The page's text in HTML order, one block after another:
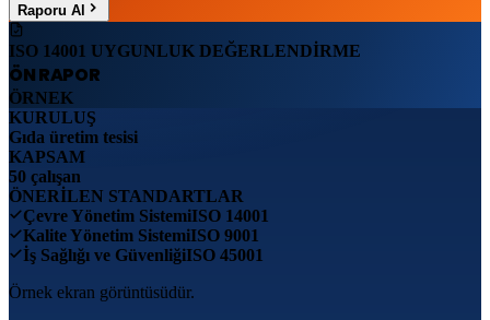
Raporu Al
ISO 14001 UYGUNLUK DEĞERLENDİRME
ÖN RAPOR
ÖRNEK
KURULUŞ
Gıda üretim tesisi
KAPSAM
50 çalışan
ÖNERİLEN STANDARTLAR
Çevre Yönetim SistemiISO 14001
Kalite Yönetim SistemiISO 9001
İş Sağlığı ve GüvenliğiISO 45001
Örnek ekran görüntüsüdür.